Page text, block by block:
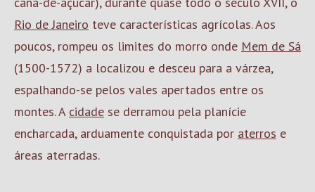
Rio de Janeiro teve características agrícolas. Aos
poucos, rompeu os limites do morro onde Mem de Sá
(1500-1572) a localizou e desceu para a várzea,
espalhando-se pelos vales apertados entre os
montes. A cidade se derramou pela planície
encharcada, arduamente conquistada por aterros e
áreas aterradas.